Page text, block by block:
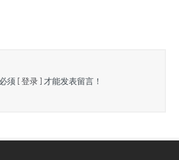
须 [ 登录 ] 才能发表留言！